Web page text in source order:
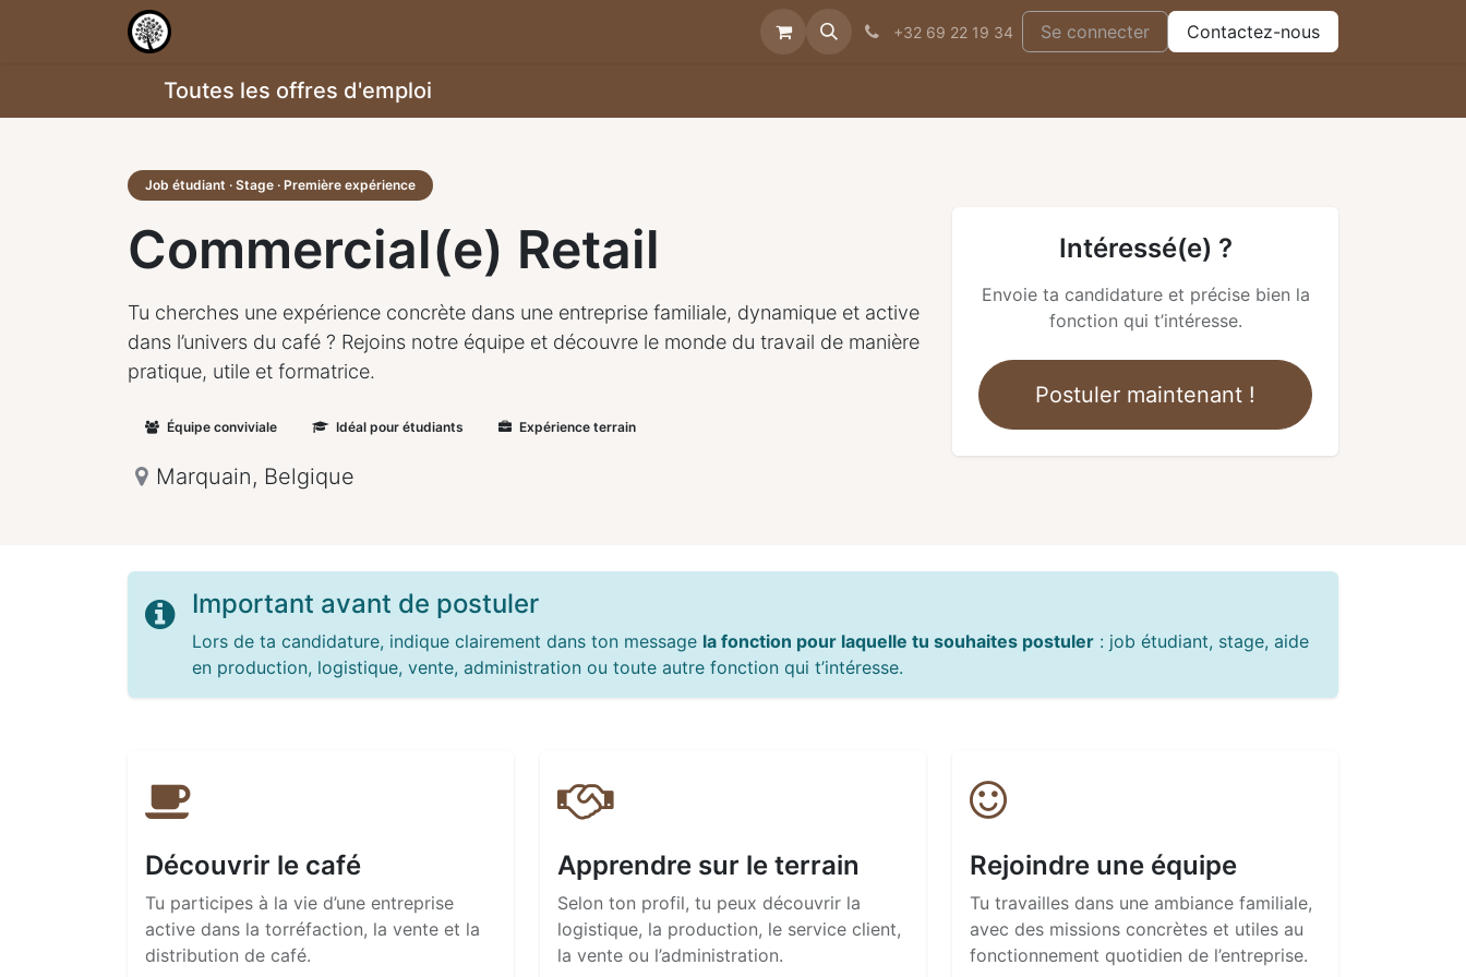
Actualités +32 69 22 19 34 Se connecter Contactez-nous
Toutes les offres d'emploi
Job étudiant · Stage · Première expérience
Commercial(e) Retail
Tu cherches une expérience concrète dans une entreprise familiale, dynamique et active
dans l’univers du café ? Rejoins notre équipe et découvre le monde du travail de manière
pratique, utile et formatrice.
Équipe conviviale Idéal pour étudiants Expérience terrain
Marquain, Belgique
Intéressé(e) ?
Envoie ta candidature et précise bien la
fonction qui t’intéresse.
Postuler maintenant !
Important avant de postuler
Lors de ta candidature, indique clairement dans ton message la fonction pour laquelle tu souhaites postuler : job étudiant, stage, aide
en production, logistique, vente, administration ou toute autre fonction qui t’intéresse.
Découvrir le café
Tu participes à la vie d’une entreprise
active dans la torréfaction, la vente et la
distribution de café.
Apprendre sur le terrain
Selon ton profil, tu peux découvrir la
logistique, la production, le service client,
la vente ou l’administration.
Rejoindre une équipe
Tu travailles dans une ambiance familiale,
avec des missions concrètes et utiles au
fonctionnement quotidien de l’entreprise.